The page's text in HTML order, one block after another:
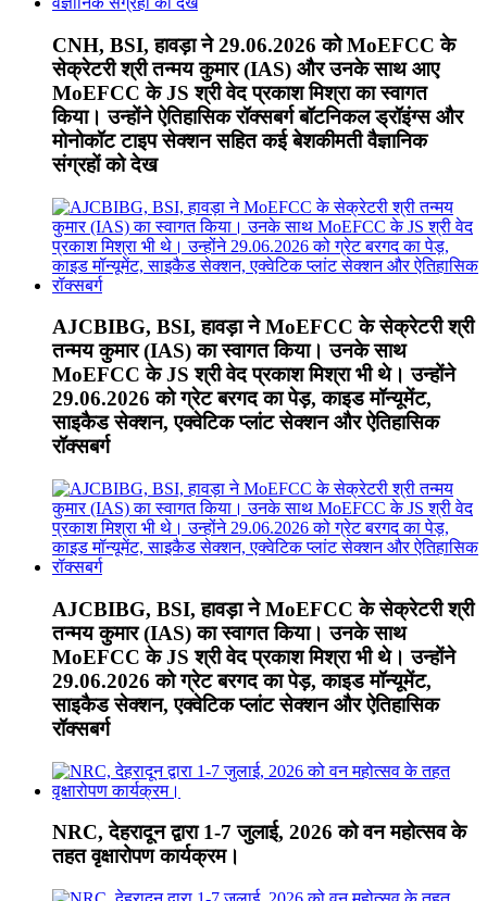
CNH, BSI, हावड़ा ने 29.06.2026 को MoEFCC के
सेक्रेटरी श्री तन्मय कुमार (IAS) और उनके साथ आए
MoEFCC के JS श्री वेद प्रकाश मिश्रा का स्वागत
किया। उन्होंने ऐतिहासिक रॉक्सबर्ग बॉटनिकल ड्रॉइंग्स और
मोनोकॉट टाइप सेक्शन सहित कई बेशकीमती वैज्ञानिक
संग्रहों को देख
AJCBIBG, BSI, हावड़ा ने MoEFCC के सेक्रेटरी श्री
तन्मय कुमार (IAS) का स्वागत किया। उनके साथ
MoEFCC के JS श्री वेद प्रकाश मिश्रा भी थे। उन्होंने
29.06.2026 को ग्रेट बरगद का पेड़, काइड मॉन्यूमेंट,
साइकैड सेक्शन, एक्वेटिक प्लांट सेक्शन और ऐतिहासिक
रॉक्सबर्ग
AJCBIBG, BSI, हावड़ा ने MoEFCC के सेक्रेटरी श्री
तन्मय कुमार (IAS) का स्वागत किया। उनके साथ
MoEFCC के JS श्री वेद प्रकाश मिश्रा भी थे। उन्होंने
29.06.2026 को ग्रेट बरगद का पेड़, काइड मॉन्यूमेंट,
साइकैड सेक्शन, एक्वेटिक प्लांट सेक्शन और ऐतिहासिक
रॉक्सबर्ग
NRC, देहरादून द्वारा 1-7 जुलाई, 2026 को वन महोत्सव के
तहत वृक्षारोपण कार्यक्रम।